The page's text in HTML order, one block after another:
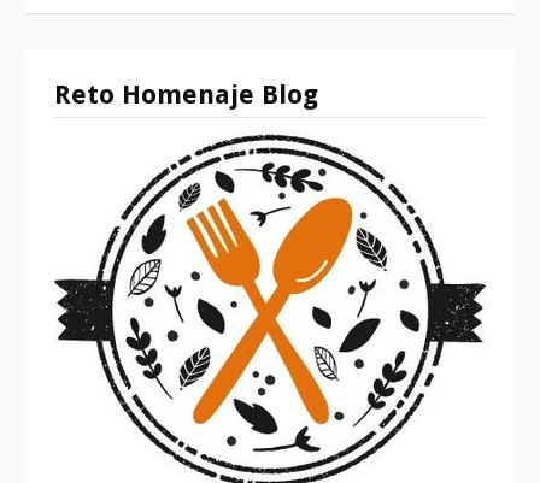
Reto Homenaje Blog